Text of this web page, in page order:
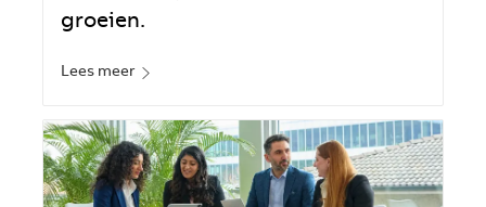
groeien.
Lees meer